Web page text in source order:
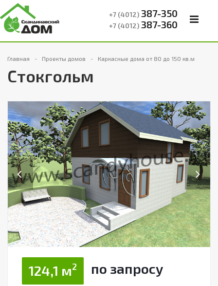
+7 (4012)387-350
+7 (4012)387-360
Главная Проекты домов Каркасные дома от 80 до 150 кв.м
Стокгольм
Previous Next
124,1 м2 по запросу